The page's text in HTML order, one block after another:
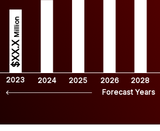
2023 2024 2025 2026 2028
$XX.X
Million
Forecast Years